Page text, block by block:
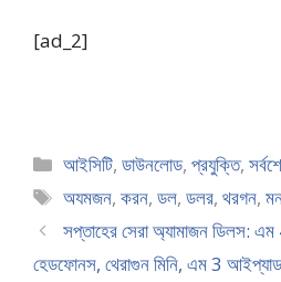
[ad_2]
Categories
আইসিটি,ডাউনলোড,প্রযুক্তি,
Tags
অযমজন,করন,ডল,ডলর,থরগন,
সপ্তাহের সেরা অ্যামাজন ডিলস:
হেডফোনস, থেরাগুন মিনি, এম 3 আইপ্যাড